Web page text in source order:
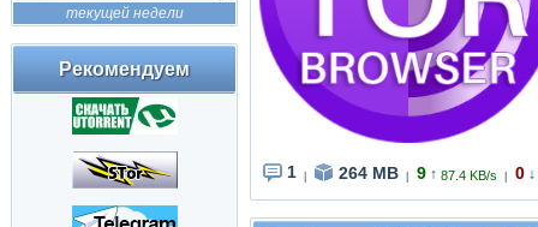
текущей недели
Рекомендуем
1 264 MB 9 ↑ 87.4 KB/s 0 ↓